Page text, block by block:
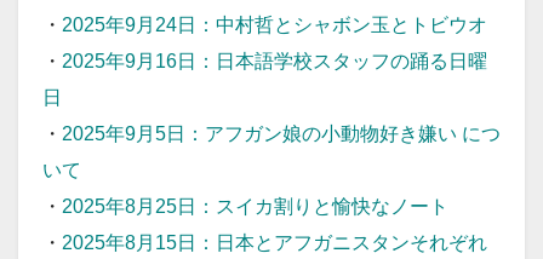
・ 2025年9月24日：中村哲とシャボン玉とトビウオ
・ 2025年9月16日：日本語学校スタッフの踊る日曜
日
・ 2025年9月5日：アフガン娘の小動物好き嫌い につ
いて
・ 2025年8月25日：スイカ割りと愉快なノート
・ 2025年8月15日：日本とアフガニスタンそれぞれ